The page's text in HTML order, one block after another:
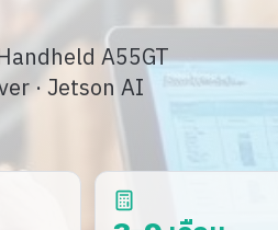
A55GT
· Jetson AI